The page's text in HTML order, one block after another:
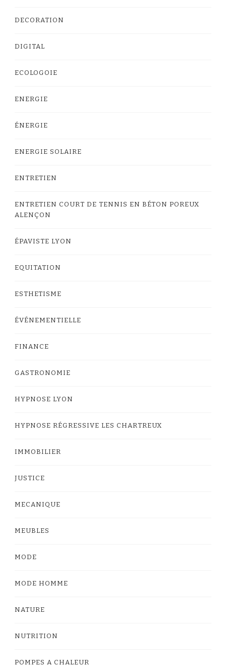
DECORATION
DIGITAL
ECOLOGOIE
ENERGIE
ÉNERGIE
ENERGIE SOLAIRE
ENTRETIEN
ENTRETIEN COURT DE TENNIS EN BÉTON POREUX
ALENÇON
ÉPAVISTE LYON
EQUITATION
ESTHETISME
ÉVÉNEMENTIELLE
FINANCE
GASTRONOMIE
HYPNOSE LYON
HYPNOSE RÉGRESSIVE LES CHARTREUX
IMMOBILIER
JUSTICE
MECANIQUE
MEUBLES
MODE
MODE HOMME
NATURE
NUTRITION
POMPES A CHALEUR